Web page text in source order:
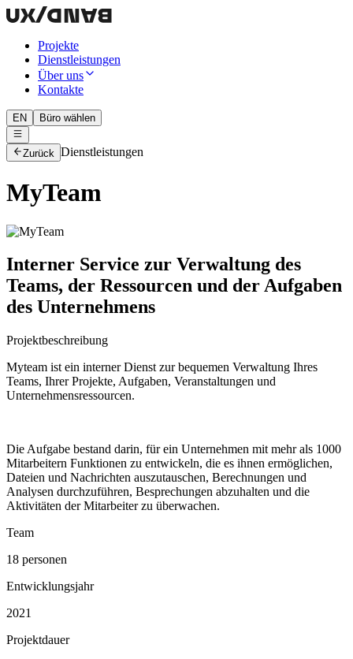
Projekte
Dienstleistungen
Über uns
Kontakte
EN Büro wählen
Zurück Dienstleistungen
MyTeam
Interner Service zur Verwaltung des
Teams, der Ressourcen und der Aufgaben
des Unternehmens
Projektbeschreibung
Myteam ist ein interner Dienst zur bequemen Verwaltung Ihres
Teams, Ihrer Projekte, Aufgaben, Veranstaltungen und
Unternehmensressourcen.
Die Aufgabe bestand darin, für ein Unternehmen mit mehr als 1000
Mitarbeitern Funktionen zu entwickeln, die es ihnen ermöglichen,
Dateien und Nachrichten auszutauschen, Berechnungen und
Analysen durchzuführen, Besprechungen abzuhalten und die
Aktivitäten der Mitarbeiter zu überwachen.
Team
18 personen
Entwicklungsjahr
2021
Projektdauer